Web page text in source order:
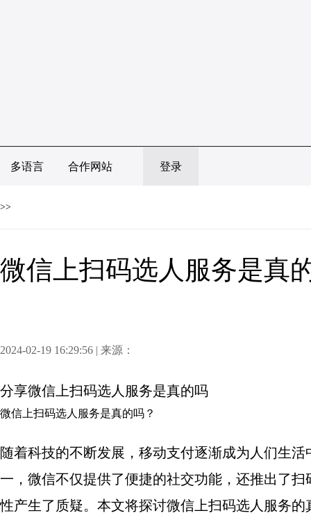
多语言 合作网站 登录
>>
微信上扫码选人服务是真
2024-02-19 16:29:56 | 来源：
分享微信上扫码选人服务是真的吗
微信上扫码选人服务是真的吗？
随着科技的不断发展，移动支付逐渐成为人们生
一，微信不仅提供了便捷的社交功能，还推出了
性产生了质疑。本文将探讨微信上扫码选人服务的